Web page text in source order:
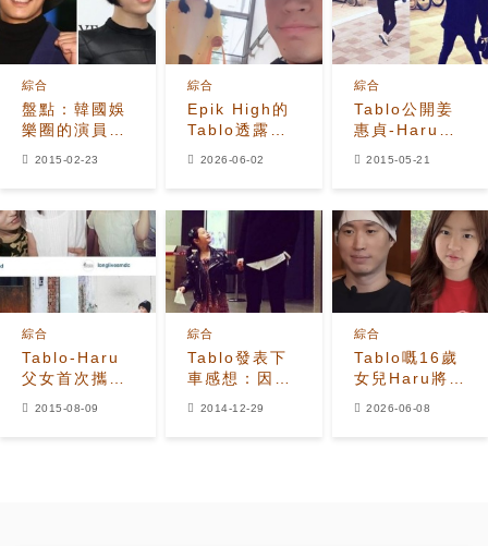
盤點：韓國娛
樂圈的演員&
歌手情侶們
綜合
2015-02-23
Epik High的
Tablo透露女
兒Haru在準備
電影
綜合
2026-06-02
Tablo公開姜
惠貞-Haru幸
福日常 全黑造
綜合
2015-05-21
Tablo-Haru
父女首次攜手
綜合
2015-08-09
Tablo發表下
車感想：因為
綜合
2014-12-29
Tablo嘅16歲
女兒Haru將以
綜合
2026-06-08